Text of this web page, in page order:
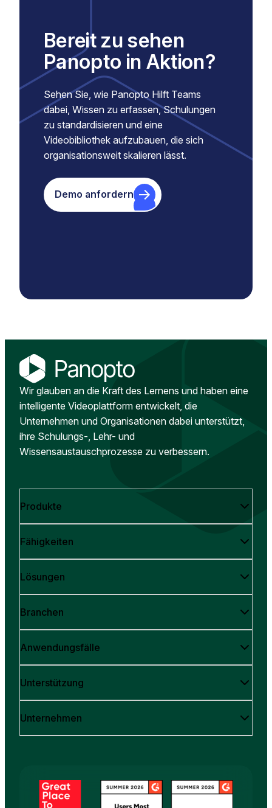
Bereit zu sehen
Panopto in Aktion?
Sehen Sie, wie Panopto Hilft Teams
dabei, Wissen zu erfassen, Schulungen
zu standardisieren und eine
Videobibliothek aufzubauen, die sich
organisationsweit skalieren lässt.
Demo anfordern
Wir glauben an die Kraft des Lernens und haben eine
intelligente Videoplattform entwickelt, die
Unternehmen und Organisationen dabei unterstützt,
ihre Schulungs-, Lehr- und
Wissensaustauschprozesse zu verbessern.
Produkte
Fähigkeiten
Lösungen
Branchen
Anwendungsfälle
Unterstützung
Unternehmen